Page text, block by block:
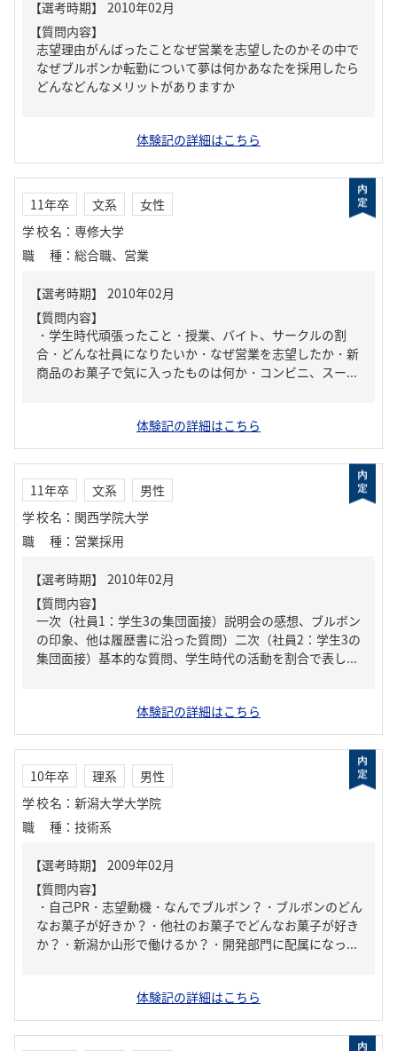
【質問内容】
志望理由がんばったことなぜ営業を志望したのかその中で
なぜブルボンか転勤について夢は何かあなたを採用したら
どんなどんなメリットがありますか
体験記の詳細はこちら
11年卒 文系
女性
学校名 ： 専修大学
職種 ： 総合職、営業
【質問内容】
・学生時代頑張ったこと・授業、バイト、サークルの割
合・どんな社員になりたいか・なぜ営業を志望したか・新
商品のお菓子で気に入ったものは何か・コンビニ、スー...
体験記の詳細はこちら
11年卒 文系
男性
学校名 ： 関西学院大学
職種 ： 営業採用
【質問内容】
一次（社員1：学生3の集団面接）説明会の感想、ブルボン
の印象、他は履歴書に沿った質問）二次（社員2：学生3の
集団面接）基本的な質問、学生時代の活動を割合で表し...
体験記の詳細はこちら
10年卒 理系
男性
学校名 ： 新潟大学大学院
職種 ： 技術系
【質問内容】
・自己PR・志望動機・なんでブルボン？・ブルボンのどん
なお菓子が好きか？・他社のお菓子でどんなお菓子が好き
か？・新潟か山形で働けるか？・開発部門に配属になっ...
体験記の詳細はこちら